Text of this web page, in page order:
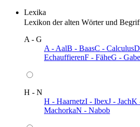
Lexika
Lexikon der alten Wörter und
A - G
A - AalB - BaasC - Calculus
EchauffierenF - FäheG -
H - N
H - HaarnetzI - IbexJ - JachK
MachorkaN - Nabob